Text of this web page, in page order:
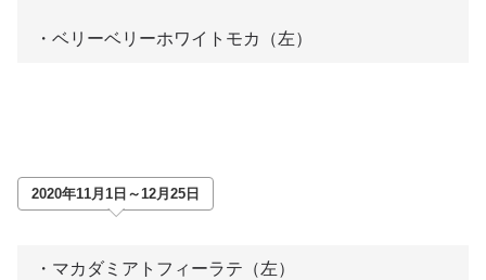
・ベリーベリーホワイトモカ（左）
2020年11月1日～12月25日
・マカダミアトフィーラテ（左）